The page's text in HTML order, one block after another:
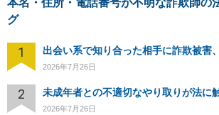
本名・住所・電話番号が不明な詐欺師の
グ
1
2026年7月26日
2 未成年者との不適切なやり取りが法に
2026年7月26日